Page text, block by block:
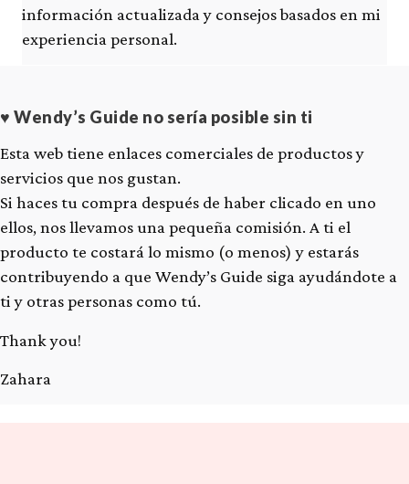
información actualizada y consejos basados en mi
experiencia personal.
♥ Wendy’s Guide no sería posible sin ti
Esta web tiene enlaces comerciales de productos y
servicios que nos gustan.
Si haces tu compra después de haber clicado en uno
ellos, nos llevamos una pequeña comisión. A ti el
producto te costará lo mismo (o menos) y estarás
contribuyendo a que Wendy’s Guide siga ayudándote a
ti y otras personas como tú.
Thank you!
Zahara